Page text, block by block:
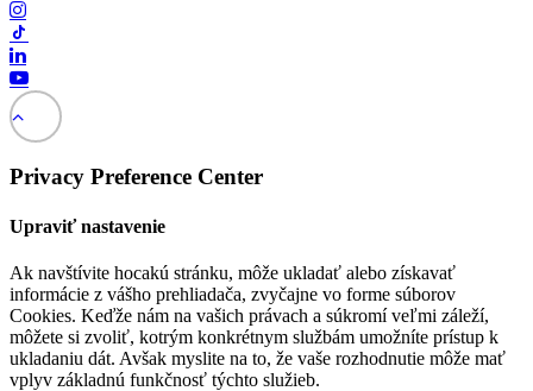
Privacy Preference Center
Upraviť nastavenie
Ak navštívite hocakú stránku, môže ukladať alebo získavať
informácie z vášho prehliadača, zvyčajne vo forme súborov
Cookies. Keďže nám na vašich právach a súkromí veľmi záleží,
môžete si zvoliť, kotrým konkrétnym službám umožníte prístup k
ukladaniu dát. Avšak myslite na to, že vaše rozhodnutie môže mať
vplyv základnú funkčnosť týchto služieb.